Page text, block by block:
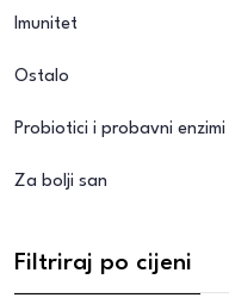
Imunitet
Ostalo
Probiotici i probavni enzimi
Za bolji san
Filtriraj po cijeni